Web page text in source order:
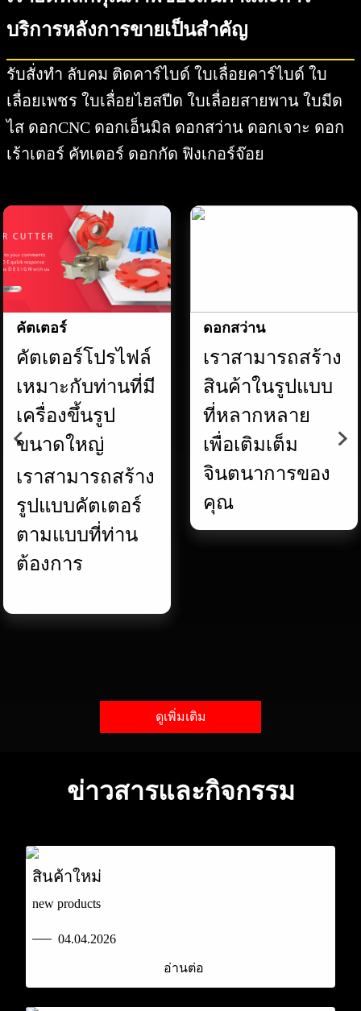
บริการหลังการขายเป็นสำคัญ
รับสั่งทำ ลับคม ติดคาร์ไบด์ ใบเลื่อยคาร์ไบด์ ใบ
เลื่อยเพชร ใบเลื่อยไฮสปีด ใบเลื่อยสายพาน ใบมีด
ไส ดอกCNC ดอกเอ็นมิล ดอกสว่าน ดอกเจาะ ดอก
เร้าเตอร์ คัทเตอร์ ดอกกัด ฟิงเกอร์จ๊อย
คัตเตอร์
คัตเตอร์โปรไฟล์
เหมาะกับท่านที่มี
เครื่องขึ้นรูป
ขนาดใหญ่
เราสามารถสร้าง
รูปแบบคัตเตอร์
ตามแบบที่ท่าน
ต้องการ
ดอกสว่าน
เราสามารถสร้าง
สินค้าในรูปแบบ
ที่หลากหลาย
เพื่อเติมเต็ม
จินตนาการของ
คุณ
ดูเพิ่มเติม
ข่าวสารและกิจกรรม
สินค้าใหม่
new products
04.04.2026
อ่านต่อ